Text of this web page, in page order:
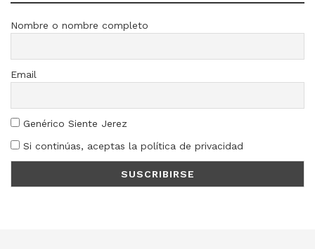
Nombre o nombre completo
Email
Genérico Siente Jerez
Si continúas, aceptas la política de privacidad